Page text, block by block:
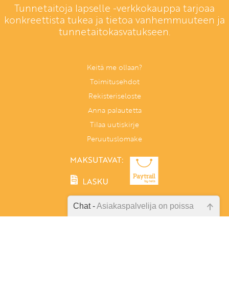
Tunnetaitoja lapselle -verkkokauppa tarjoaa
konkreettista tukea ja tietoa vanhemmuuteen ja
tunnetaitokasvatukseen.
Keitä me ollaan?
Toimitusehdot
Rekisteriseloste
Anna palautetta
Tilaa uutiskirje
Peruutuslomake
Chat -Asiakaspalvelija on poissa